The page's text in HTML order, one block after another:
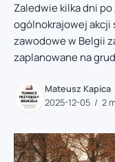
Zaledwie kilka dni
ogólnokrajowej akcji
zawodowe w Belgii
zaplanowane na
Mateusz Kapica
2025-12-05
2